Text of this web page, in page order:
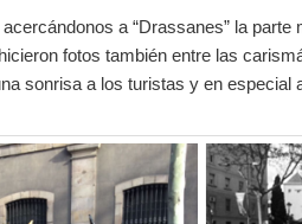
a “Drassanes” la parte
fotos también entre las
sonrisa a los turistas y en especial